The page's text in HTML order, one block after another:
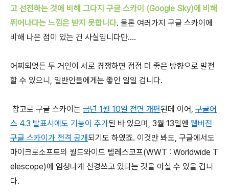
고 선전하는 것에 비해 그다지 구글 스카이 (Google Sky)에 비해
뛰어나다는 느낌은 받지 못합니다. 물론 여러가지 구글 스카이에
비해 나은 점이 있는 건 사실입니다만....
어찌되었든 두 거인이 서로 경쟁하면 점점 더 좋은 방향으로 발전
할 수 있으니, 일반인들에게는 좋인 일일 겁니다.
참고로 구글 스카이는 금년 1월 10일 전면 개편된데 이어, 구글어
스 4.3 발표시에도 기능이 추가된 바 있으며, 3월 13일엔 웹버전
구글 스카이가 전격 공개되기도 하였죠. 이것만 봐도, 구글에서도
마이크로소프트의 월드와이드 텔레스코프(WWT : Worldwide T
elescope)에 엄청나게 신경쓰고 있다는 것을 아실 수 있을 겁니
다.